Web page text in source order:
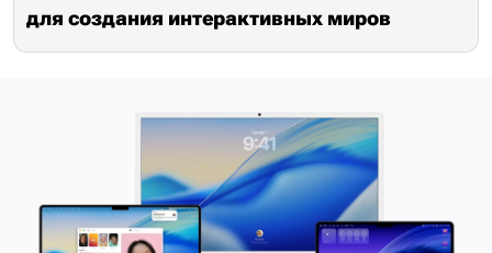
для создания интерактивных миров